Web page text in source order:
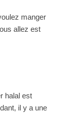
manger
allez est
halal est
il y a une